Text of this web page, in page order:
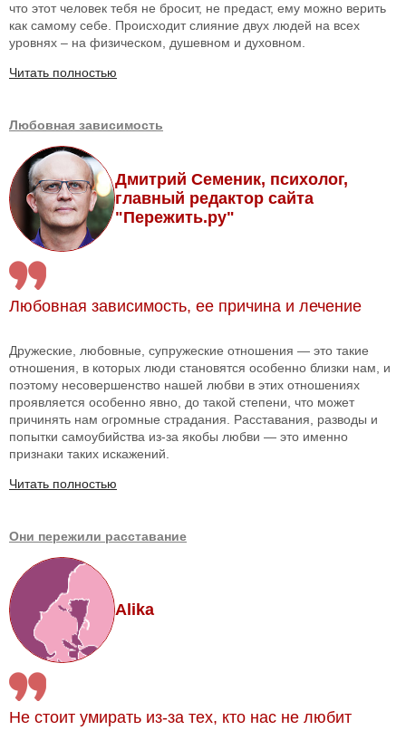
что этот человек тебя не бросит, не предаст, ему можно верить
как самому себе. Происходит слияние двух людей на всех
уровнях – на физическом, душевном и духовном.
Читать полностью
Любовная зависимость
Дмитрий Семеник, психолог,
главный редактор сайта
"Пережить.ру"
Любовная зависимость, ее причина и лечение
Дружеские, любовные, супружеские отношения — это такие
отношения, в которых люди становятся особенно близки нам, и
поэтому несовершенство нашей любви в этих отношениях
проявляется особенно явно, до такой степени, что может
причинять нам огромные страдания. Расставания, разводы и
попытки самоубийства из-за якобы любви — это именно
признаки таких искажений.
Читать полностью
Они пережили расставание
Alika
Не стоит умирать из-за тех, кто нас не любит